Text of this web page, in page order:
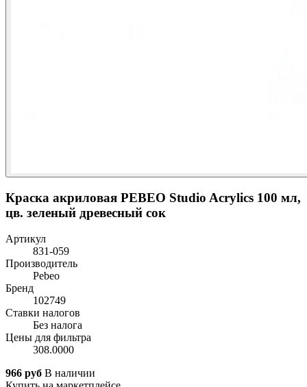
Краска акриловая PEBEO Studio Acrylics 100 мл,
цв. зеленый древесный сок
Артикул
831-059
Производитель
Pebeo
Бренд
102749
Ставки налогов
Без налога
Цены для фильтра
308.0000
966 руб В наличии